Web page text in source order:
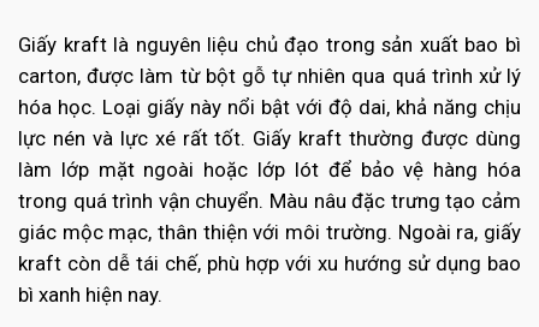
Giấy kraft là nguyên liệu chủ đạo trong sản xuất bao bì
carton, được làm từ bột gỗ tự nhiên qua quá trình xử lý
hóa học. Loại giấy này nổi bật với độ dai, khả năng chịu
lực nén và lực xé rất tốt. Giấy kraft thường được dùng
làm lớp mặt ngoài hoặc lớp lót để bảo vệ hàng hóa
trong quá trình vận chuyển. Màu nâu đặc trưng tạo cảm
giác mộc mạc, thân thiện với môi trường. Ngoài ra, giấy
kraft còn dễ tái chế, phù hợp với xu hướng sử dụng bao
bì xanh hiện nay.